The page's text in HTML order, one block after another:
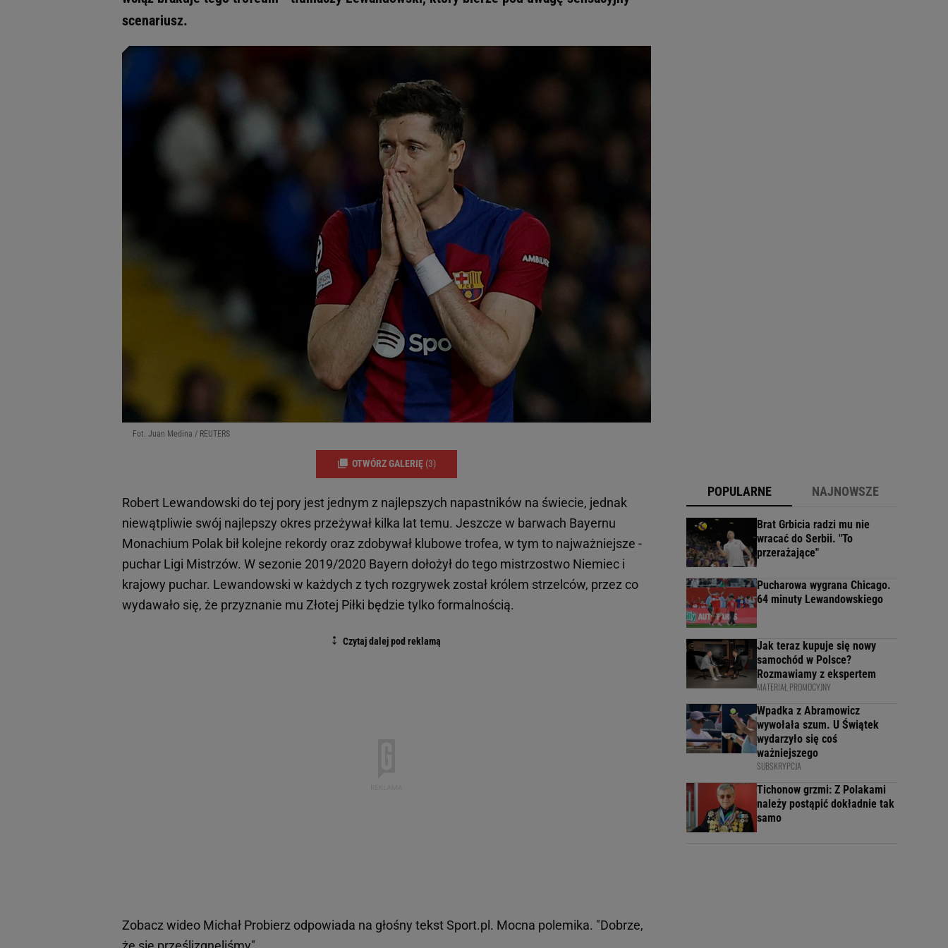
scenariusz.
Fot. Juan Medina / REUTERS
OTWÓRZ GALERIĘ (3)
Robert Lewandowski do tej pory jest jednym z najlepszych napastników na świecie, jednak
niewątpliwie swój najlepszy okres przeżywał kilka lat temu. Jeszcze w barwach Bayernu
Monachium Polak bił kolejne rekordy oraz zdobywał klubowe trofea, w tym to najważniejsze -
puchar Ligi Mistrzów. W sezonie 2019/2020 Bayern dołożył do tego mistrzostwo Niemiec i
krajowy puchar. Lewandowski w każdych z tych rozgrywek został królem strzelców, przez co
wydawało się, że przyznanie mu Złotej Piłki będzie tylko formalnością.
Zobacz wideo Michał Probierz odpowiada na głośny tekst Sport.pl. Mocna polemika. "Dobrze,
POPULARNE NAJNOWSZE
Brat Grbicia radzi mu nie
wracać do Serbii. "To
przerażające"
Pucharowa wygrana Chicago.
64 minuty Lewandowskiego
Jak teraz kupuje się nowy
samochód w Polsce?
Rozmawiamy z ekspertem
MATERIAŁ PROMOCYJNY
Wpadka z Abramowicz
wywołała szum. U Świątek
wydarzyło się coś
ważniejszego
SUBSKRYPCJA
Tichonow grzmi: Z Polakami
należy postąpić dokładnie tak
samo